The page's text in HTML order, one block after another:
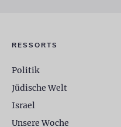
RESSORTS
Politik
Jüdische Welt
Israel
Unsere Woche